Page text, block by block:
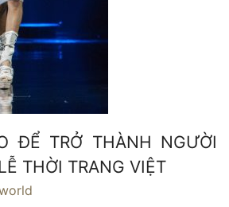
ĐỂ TRỞ THÀNH NGƯỜI
THỜI TRANG VIỆT